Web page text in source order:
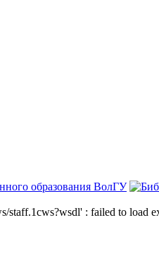
образования ВолГУ
: failed to load